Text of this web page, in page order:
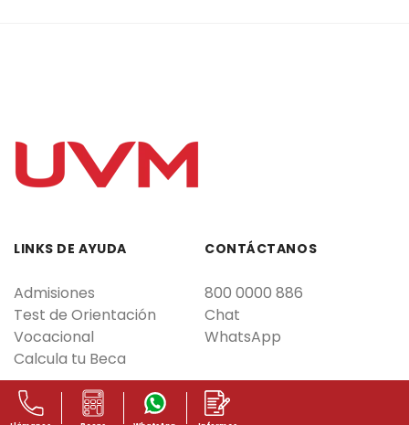
LINKS DE AYUDA
Admisiones
Test de Orientación
Vocacional
Calcula tu Beca
CONTÁCTANOS
800 0000 886
Chat
WhatsApp